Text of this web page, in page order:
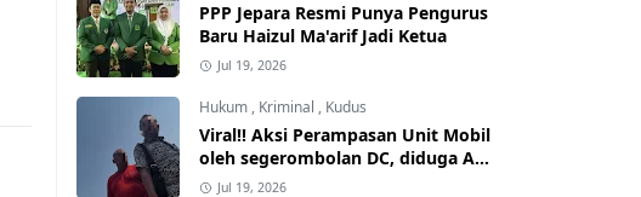
PPP Jepara Resmi Punya Pengurus
Baru Haizul Ma'arif Jadi Ketua
Jul 19, 2026
Hukum , Kriminal , Kudus
Viral!! Aksi Perampasan Unit Mobil
oleh segerombolan DC, diduga Ada
Dalangnya
Jul 19, 2026